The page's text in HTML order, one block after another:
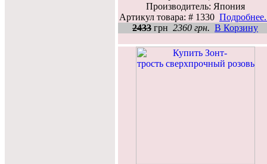
Производитель: Япония
Артикул товара: # 1330
2433 грн 2360 грн. В Корзину